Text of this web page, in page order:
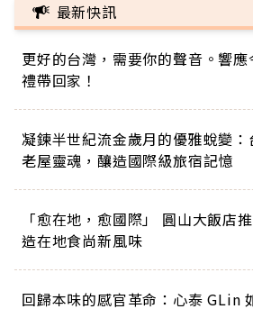
下一則 ＋
47％！兩個中
法：別人恐懼
最新快訊
更好的台灣，需要你的聲音。響
禮帶回家！
凝鍊半世紀流金歲月的優雅蛻變
老屋靈魂，釀造國際級旅宿記憶
「愈在地，愈國際」 圓山大飯店
造在地食尚新風味
回歸本味的感官革命：心泰 GLin